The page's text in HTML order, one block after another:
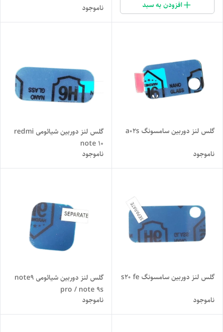
افزودن به سبد ناموجود
گلس لنز دوربین سامسونگ a02s
ناموجود
گلس لنز دوربین شیائومی redmi
note 10
ناموجود
گلس لنز دوربین سامسونگ s20 fe
ناموجود
گلس لنز دوربین شیائومی note9
pro / note 9s
ناموجود